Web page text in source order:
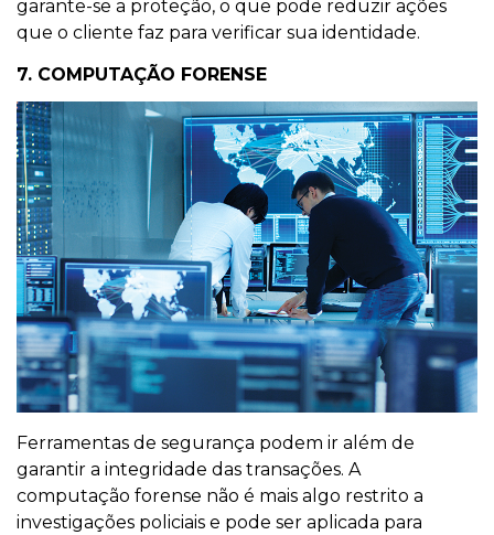
garante-se a proteção, o que pode reduzir ações
que o cliente faz para verificar sua identidade.
7. COMPUTAÇÃO FORENSE
Ferramentas de segurança podem ir além de
garantir a integridade das transações. A
computação forense não é mais algo restrito a
investigações policiais e pode ser aplicada para